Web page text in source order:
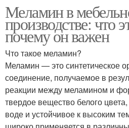
Меламин в
производстве: что
почему он важен
Что такое меламин?
Меламин — это синтетическое
соединение, получаемое в
реакции между меламином и
твердое вещество белого
воде и устойчивое к высоким